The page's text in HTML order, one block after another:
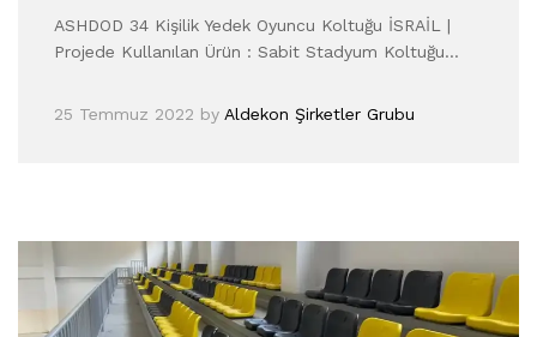
ASHDOD 34 Kişilik Yedek Oyuncu Koltuğu İSRAİL |
Projede Kullanılan Ürün : Sabit Stadyum Koltuğu…
25 Temmuz 2022 by Aldekon Şirketler Grubu